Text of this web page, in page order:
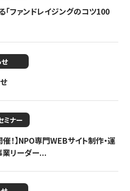
「ファンドレイジングのコツ100
ミナー
催！】NPO専門WEBサイト制作・運
業リーダー...